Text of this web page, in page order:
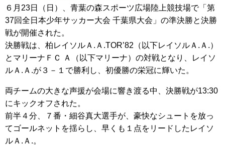
６月23日（日）、青葉の森スポーツ広場陸上競技場で「第
37回全日本少年サッカー大会 千葉県大会」の準決勝と決勝
戦が開催された。
決勝戦は、柏レイソルＡ.Ａ.TOR’82（以下レイソルＡ.Ａ.）
とマリーナＦＣ Ａ（以下マリーナ）の対戦となり、レイソ
ルＡ.Ａ.が３－１で勝利し、初優勝の栄冠に輝いた。
両チームの大きな声援が会場に響き渡る中、決勝戦が13:30
にキックオフされた。
前半４分、７番・細谷真大選手が、豪快なシュートを放っ
てゴールネットを揺らし、早くも１点をリードしたレイソ
ルＡ.Ａ.。